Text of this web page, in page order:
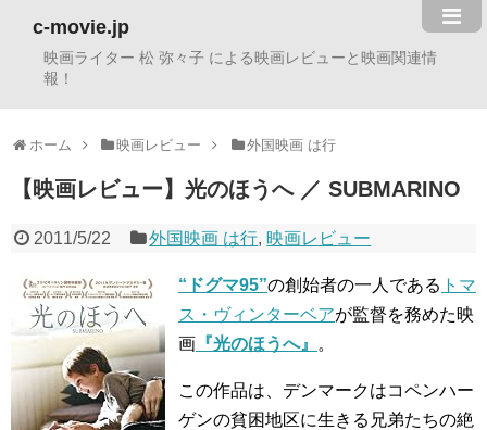
c-movie.jp
映画ライター 松 弥々子 による映画レビューと映画関連情
報！
ホーム 映画レビュー 外国映画 は行
【映画レビュー】光のほうへ ／ SUBMARINO
2011/5/22 外国映画 は行, 映画レビュー
“ドグマ95”の創始者の一人である トマ
ス・ヴィンターベアが監督を務めた映
画 『光のほうへ』 。
この作品は、デンマークはコペンハー
ゲンの貧困地区に生きる兄弟たちの絶